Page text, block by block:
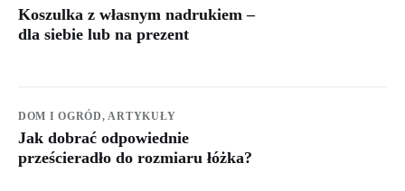
Koszulka z własnym nadrukiem –
dla siebie lub na prezent
DOM I OGRÓD, ARTYKUŁY
Jak dobrać odpowiednie
prześcieradło do rozmiaru łóżka?